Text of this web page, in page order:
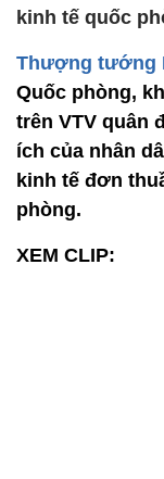
kinh tế quốc
Thượng tướng
Quốc phòng,
trên VTV quân
ích của nhân
kinh tế đơn
phòng.
XEM CLIP: